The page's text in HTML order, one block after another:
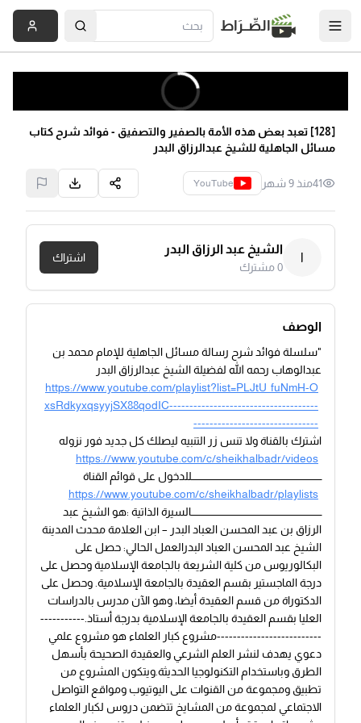
الصِّــرَاط
[128] تعبد بعض هذه الأمة بالصفير والتصفيق - فوائد شرح كتاب
مسائل الجاهلية للشيخ عبدالرزاق البدر
41منذ 9 شهر YouTube
ا
الشيخ عبد الرزاق البدر
0مشترك
اشتراك
الوصف
"سلسلة فوائد شرح رسالة مسائل الجاهلية للإمام محمد بن
عبدالوهاب رحمه الله لفضيلة الشيخ عبدالرزاق البدر
https://www.youtube.com/playlist?list=PLJtU_fuNmH-O
xsRdkyxqsyyjSX88qodIC-------------------------------------
-------------------------------
اشترك بالقناة ولا تنس زر التنبيه ليصلك كل جديد فور نزوله
https://www.youtube.com/c/sheikhalbadr/videos
ـــــــــــــــــــــــــــــــــــــــــــــــــــــــــــــــــــــــــــــــــللدخول على قوائم القناة
https://www.youtube.com/c/sheikhalbadr/playlists
ـــــــــــــــــــــــــــــــــــــــــــــــــــــــــــــــــــــــــــــــــالسيرة الذاتية :هو الشيخ عبد
الرزاق بن عبد المحسن العباد البدر – ابن العلامة محدث المدينة
الشيخ عبد المحسن العباد البدرالعمل الحالي: حصل على
البكالوريوس من كلية الشريعة بالجامعة الإسلامية وحصل على
درجة الماجستير بقسم العقيدة بالجامعة الإسلامية. وحصل على
الدكتوراة من قسم العقيدة أيضا، وهو الآن مدرس بالدراسات
العليا بقسم العقيدة بالجامعة الإسلامية بدرجة أستاذ.-----------
--------------------------مشروع كبار العلماء هو مشروع علمي
دعوي يهدف لنشر العلم الشرعي والعقيدة الصحيحة بأسهل
الطرق وباستخدام التكنولوجيا الحديثة.ويتكون المشروع من
تطبيق ومجموعة من القنوات على اليوتيوب ومواقع التواصل
الاجتماعي لمجموعة من المشايخ تتضمن دروس لكبار العلماء